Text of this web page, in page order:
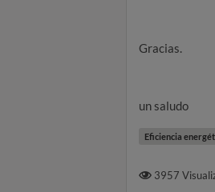
Gracias.
un saludo
Eficiencia
3957